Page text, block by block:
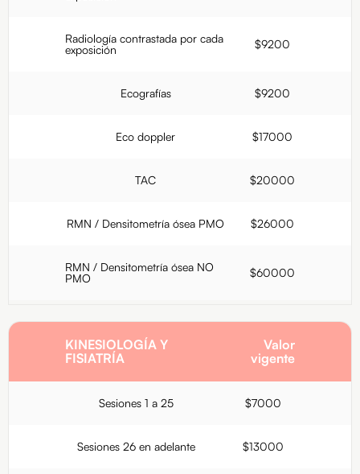
Radiología contrastada por cada
exposición
$9200
Ecografías $9200
Eco doppler $17000
TAC $20000
RMN / Densitometría ósea PMO $26000
RMN / Densitometría ósea NO
PMO
$60000
KINESIOLOGÍA Y
FISIATRÍA
Valor
vigente
Sesiones 1 a 25 $7000
Sesiones 26 en adelante $13000